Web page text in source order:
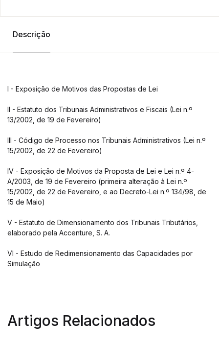
Descrição
I - Exposição de Motivos das Propostas de Lei
II - Estatuto dos Tribunais Administrativos e Fiscais (Lei n.º
13/2002, de 19 de Fevereiro)
III - Código de Processo nos Tribunais Administrativos (Lei n.º
15/2002, de 22 de Fevereiro)
IV - Exposição de Motivos da Proposta de Lei e Lei n.º 4-
A/2003, de 19 de Fevereiro (primeira alteração à Lei n.º
15/2002, de 22 de Fevereiro, e ao Decreto-Lei n.º 134/98, de
15 de Maio)
V - Estatuto de Dimensionamento dos Tribunais Tributários,
elaborado pela Accenture, S. A.
VI - Estudo de Redimensionamento das Capacidades por
Simulação
Artigos Relacionados